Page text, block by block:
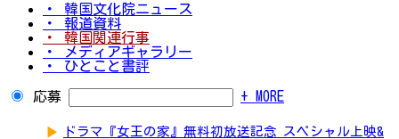
・ 韓国文化院ニュース
・ 報道資料
・ 韓国関連行事
・ メディアギャラリー
・ ひとこと書評
応募 + MORE
▶
ドラマ『女王の家』無料初放送記念 スペシャル上映&